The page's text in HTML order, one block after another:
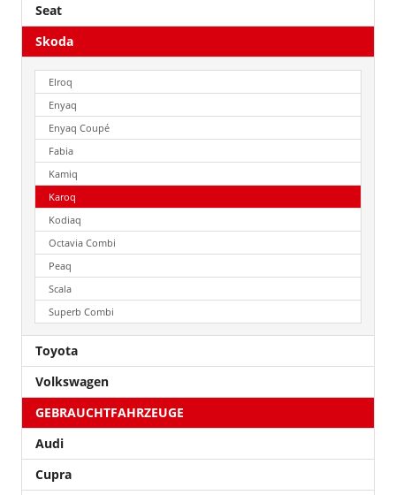
Seat
Skoda
Elroq
Enyaq
Enyaq Coupé
Fabia
Kamiq
Karoq
Kodiaq
Octavia Combi
Peaq
Scala
Superb Combi
Toyota
Volkswagen
GEBRAUCHTFAHRZEUGE
Audi
Cupra